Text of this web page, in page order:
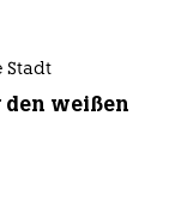
Stadt
den weißen